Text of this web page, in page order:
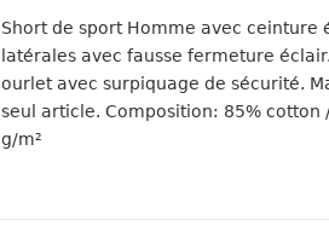
Short de sport Homme avec ceinture
latérales avec fausse fermeture
ourlet avec surpiquage de sécurité.
seul article. Composition: 85% cotton
g/m²